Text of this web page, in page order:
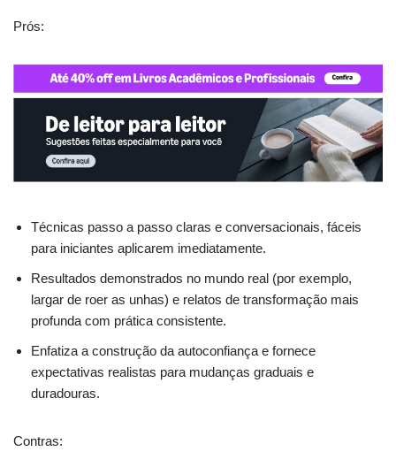
Prós:
Técnicas passo a passo claras e conversacionais, fáceis
para iniciantes aplicarem imediatamente.
Resultados demonstrados no mundo real (por exemplo,
largar de roer as unhas) e relatos de transformação mais
profunda com prática consistente.
Enfatiza a construção da autoconfiança e fornece
expectativas realistas para mudanças graduais e
duradouras.
Contras: